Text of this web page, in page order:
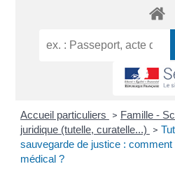
Accueil particuliers > Famille -
juridique (tutelle, curatelle...)
>
sauvegarde de justice :
médical ?